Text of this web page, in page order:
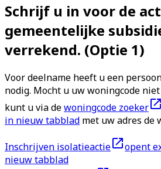
Schrijf u in voor de
gemeentelijke
verrekend. (Optie 1)
Voor deelname heeft u een
nodig. Mocht u uw woningcode
kunt u via dewoningcode zoeker
in nieuw tabblad met uw adres de
Inschrijven isolatieactie
opent
nieuw tabblad